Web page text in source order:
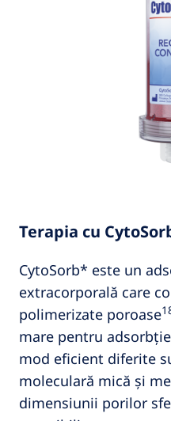
Terapia cu
CytoSorb* este un
extracorporală care
polimerizate poroase
mare pentru
mod eficient diferite
moleculară mică și
dimensiunii porilor